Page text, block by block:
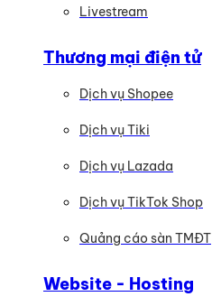
Livestream
Thương mại điện tử
Dịch vụ Shopee
Dịch vụ Tiki
Dịch vụ Lazada
Dịch vụ TikTok Shop
Quảng cáo sàn TMĐT
Website - Hosting